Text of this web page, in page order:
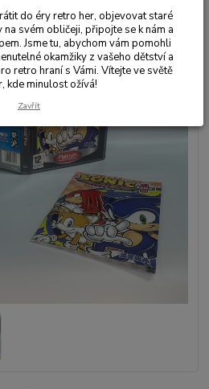
do éry retro her, objevovat staré
svém obličeji, připojte se k nám a
Jsme tu, abychom vám pomohli
okamžiky z vašeho dětství a
retro hraní s Vámi. Vítejte ve světě
kde minulost ožívá!
Zavřít